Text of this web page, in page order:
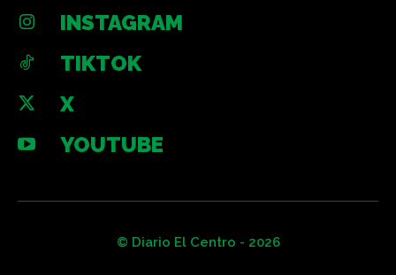
INSTAGRAM
TIKTOK
X
YOUTUBE
© Diario El Centro - 2026